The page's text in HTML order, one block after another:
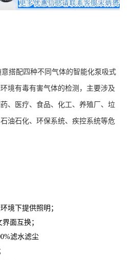
搭配四种不同气体的智能化泵吸式
境有毒有害气体的检测，主要涉及
、医疗、食品、 化工、 养殖厂、垃
石油石化、环保系统、疾控系统等危
境下提供照明；
面互换；
滤水滤尘